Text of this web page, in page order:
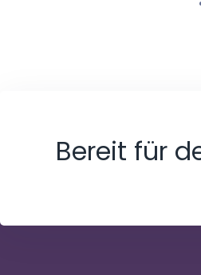
Bereit für